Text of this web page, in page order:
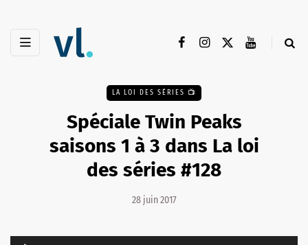
LA LOI DES SÉRIES 📺
Spéciale Twin Peaks
saisons 1 à 3 dans La loi
des séries #128
28 juin 2017